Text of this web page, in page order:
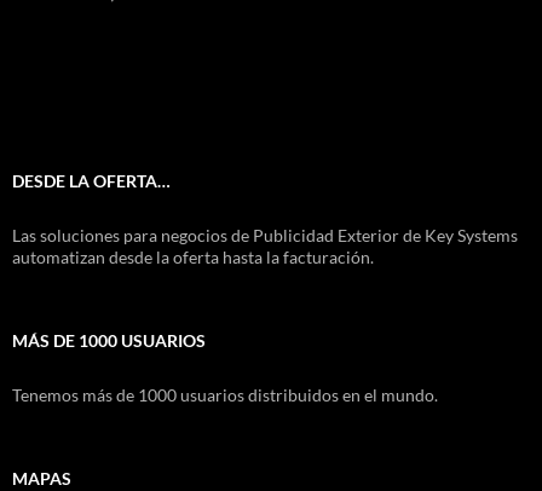
DESDE LA OFERTA…
Las soluciones para negocios de Publicidad Exterior de Key Systems
automatizan desde la oferta hasta la facturación.
MÁS DE 1000 USUARIOS
Tenemos más de 1000 usuarios distribuidos en el mundo.
MAPAS